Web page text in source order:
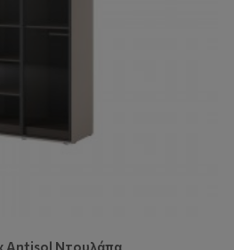
Antisol Ντουλάπα